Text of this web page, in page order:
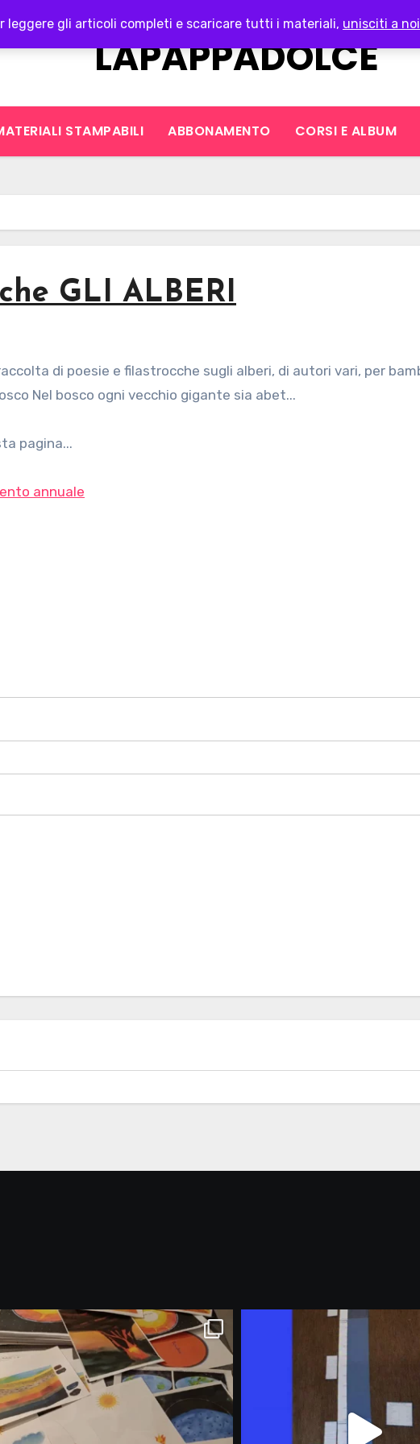
leggere gli articoli completi e scaricare tutti i materiali, unisciti a noi
LAPAPPADOLCE
STAMPABILI ABBONAMENTO CORSI E ALBUM
GLI ALBERI
Nel bosco ogni vecchio gigante sia abet...
pagina...
annuale